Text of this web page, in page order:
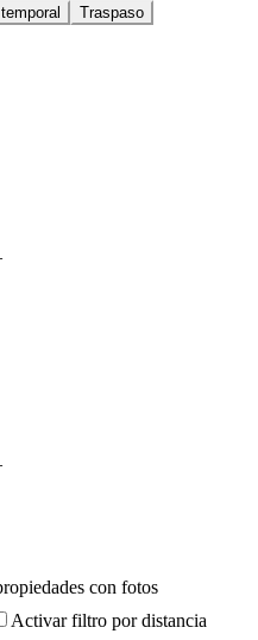
Traspaso
con fotos
Activar filtro por distancia